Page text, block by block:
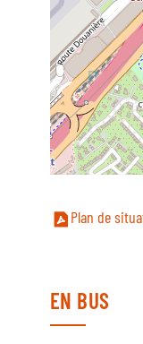
QUI SOMMES-NOUS
QUI SOMMES-NOUS
VISITE VIRTUELLE
HISTORIQUE
PALMARÈS
ABC DU CHIG
SPONSORS
Plan de
EN BUS